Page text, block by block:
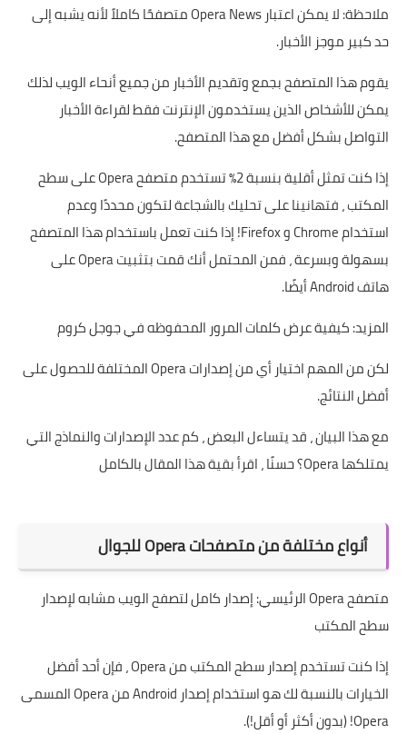
ملاحظة: لا يمكن اعتبار Opera News متصفحًا كاملاً لأنه يشبه إلى
حد كبير موجز الأخبار.
يقوم هذا المتصفح بجمع وتقديم الأخبار من جميع أنحاء الويب لذلك
يمكن للأشخاص الذين يستخدمون الإنترنت فقط لقراءة الأخبار
التواصل بشكل أفضل مع هذا المتصفح.
إذا كنت تمثل أقلية بنسبة 2٪ تستخدم متصفح Opera على سطح
المكتب ، فتهانينا على تحليك بالشجاعة لتكون محددًا وعدم
استخدام Chrome و Firefox! إذا كنت تعمل باستخدام هذا المتصفح
بسهولة وبسرعة ، فمن المحتمل أنك قمت بتثبيت Opera على
هاتف Android أيضًا.
المزيد:كيفية عرض كلمات المرور المحفوظه في جوجل كروم
لكن من المهم اختيار أي من إصدارات Opera المختلفة للحصول على
أفضل النتائج.
مع هذا البيان ، قد يتساءل البعض ، كم عدد الإصدارات والنماذج التي
يمتلكها Opera؟ حسنًا ، اقرأ بقية هذا المقال بالكامل
أنواع مختلفة من متصفحات Opera للجوال
متصفح Opera الرئيسي: إصدار كامل لتصفح الويب مشابه لإصدار
سطح المكتب
إذا كنت تستخدم إصدار سطح المكتب من Opera ، فإن أحد أفضل
الخيارات بالنسبة لك هو استخدام إصدار Android من Opera المسمى
Opera! (بدون أكثر أو أقل!).